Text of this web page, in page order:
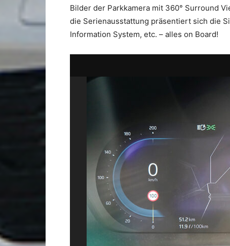
Bilder der Parkkamera mit 360° Surround
die Serienausstattung präsentiert sich die
Information System, etc. – alles on Board!